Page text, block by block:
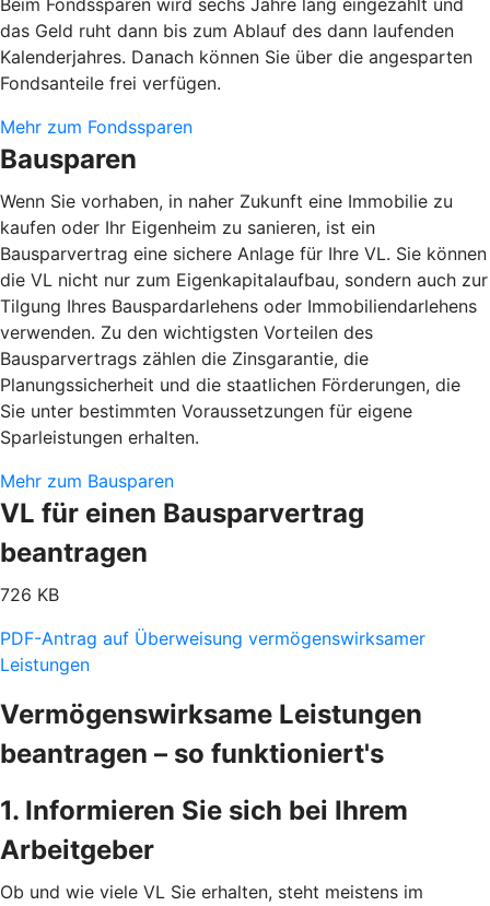
das Geld ruht dann bis zum Ablauf des dann laufenden
Kalenderjahres. Danach können Sie über die angesparten
Fondsanteile frei verfügen.
Mehr zum Fondssparen
Bausparen
Wenn Sie vorhaben, in naher Zukunft eine Immobilie zu
kaufen oder Ihr Eigenheim zu sanieren, ist ein
Bausparvertrag eine sichere Anlage für Ihre VL. Sie können
die VL nicht nur zum Eigenkapitalaufbau, sondern auch zur
Tilgung Ihres Bauspardarlehens oder Immobiliendarlehens
verwenden. Zu den wichtigsten Vorteilen des
Bausparvertrags zählen die Zinsgarantie, die
Planungssicherheit und die staatlichen Förderungen, die
Sie unter bestimmten Voraussetzungen für eigene
Sparleistungen erhalten.
Mehr zum Bausparen
VL für einen Bausparvertrag
beantragen
726 KB
PDF-Antrag auf Überweisung vermögenswirksamer
Leistungen
Vermögenswirksame Leistungen
beantragen – so funktioniert's
1. Informieren Sie sich bei Ihrem
Arbeitgeber
Ob und wie viele VL Sie erhalten, steht meistens im